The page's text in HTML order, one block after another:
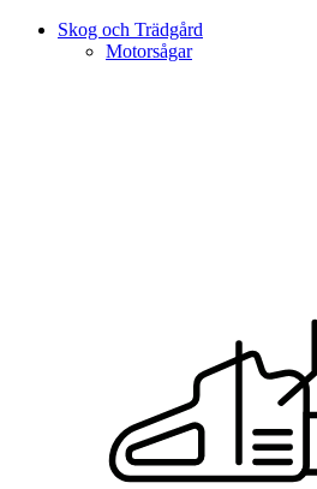
Skog och Trädgård
Motorsågar